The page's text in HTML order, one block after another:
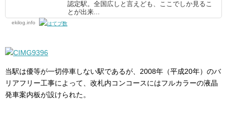
認定駅。全国広しと言えども、ここでしか見るこ
とが出来...
ekilog.info
当駅は優等が一切停車しない駅であるが、2008年（平成20年）のバ
リアフリー工事によって、改札内コンコースにはフルカラーの液晶
発車案内板が設けられた。